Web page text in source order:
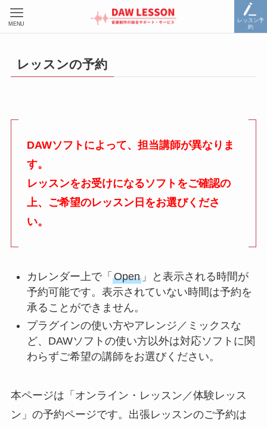
レッスン予
約
MENU
レッスンの予約
DAWソフトによって、担当講師が異なりま
す。
レッスンをお受けになるソフトをご確認の
上、ご希望のレッスン日をお選びくださ
い。
カレンダー上で「 Open」と表示される時間が
予約可能です。表示されていない時間は予約を
承ることができません。
プラグインの使い方やアレンジ／ミックスな
ど、DAWソフトの使い方以外は対応ソフトに関
わらずご希望の講師をお選びください。
本ページは「オンライン・レッスン／体験レッス
ン」の予約ページです。出張レッスンのご予約は